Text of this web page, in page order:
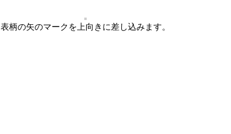
表柄の矢のマークを上向きに差し込みます。